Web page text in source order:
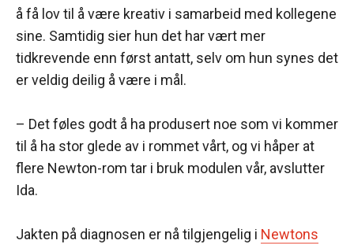
å få lov til å være kreativ i samarbeid med kollegene
sine. Samtidig sier hun det har vært mer
tidkrevende enn først antatt, selv om hun synes det
er veldig deilig å være i mål.
– Det føles godt å ha produsert noe som vi kommer
til å ha stor glede av i rommet vårt, og vi håper at
flere Newton-rom tar i bruk modulen vår, avslutter
Ida.
Jakten på diagnosen er nå tilgjengelig i Newtons